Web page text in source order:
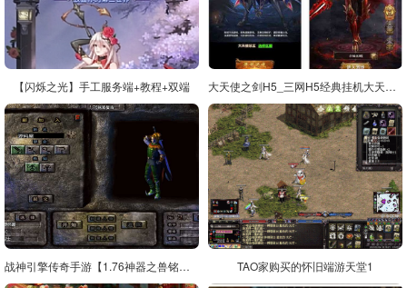
【闪烁之光】手工服务端+教程+双端 大天使之剑H5_三网H5经典挂机大天使之剑天使VM镜像一键端+Linux学习手工端
战神引擎传奇手游【1.76神器之兽铭宠第三季-白猪3】最新整理Win系特色服务端+安卓苹果双端+GM授权物品后台+详细搭建教程 TAO家购买的怀旧端游天堂1